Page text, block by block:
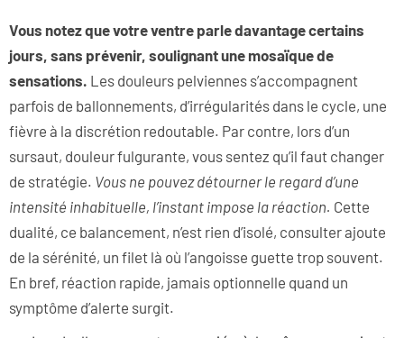
Vous notez que votre ventre parle davantage certains
jours, sans prévenir, soulignant une mosaïque de
sensations. Les douleurs pelviennes s’accompagnent
parfois de ballonnements, d’irrégularités dans le cycle, une
fièvre à la discrétion redoutable. Par contre, lors d’un
sursaut, douleur fulgurante, vous sentez qu’il faut changer
de stratégie. Vous ne pouvez détourner le regard d’une
intensité inhabituelle, l’instant impose la réaction. Cette
dualité, ce balancement, n’est rien d’isolé, consulter ajoute
de la sérénité, un filet là où l’angoisse guette trop souvent.
En bref, réaction rapide, jamais optionnelle quand un
symptôme d’alerte surgit.